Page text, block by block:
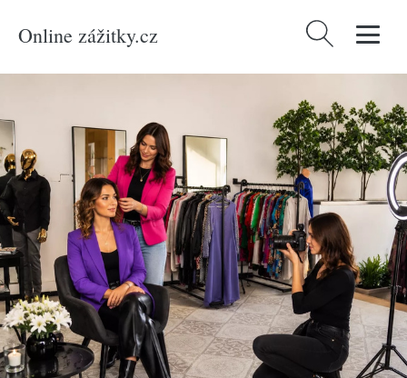
Online zážitky.cz Vyhledávání
Celodenní proměna s osobním stylistou, vizážistou a focením